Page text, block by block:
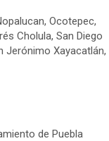
Ocotepec,
Cholula, San Diego
Jerónimo Xayacatlán,
de Puebla